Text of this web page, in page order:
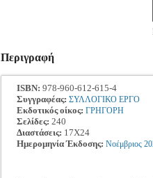
Περιγραφή
ISBN: 978-960-612-615-4
Συγγραφέας: ΣΥΛΛΟΓΙΚΟ ΕΡΓΟ
Εκδοτικός οίκος: ΓΡΗΓΟΡΗ
Σελίδες: 240
Διαστάσεις: 17Χ24
Ημερομηνία Έκδοσης: Νοέμβριος